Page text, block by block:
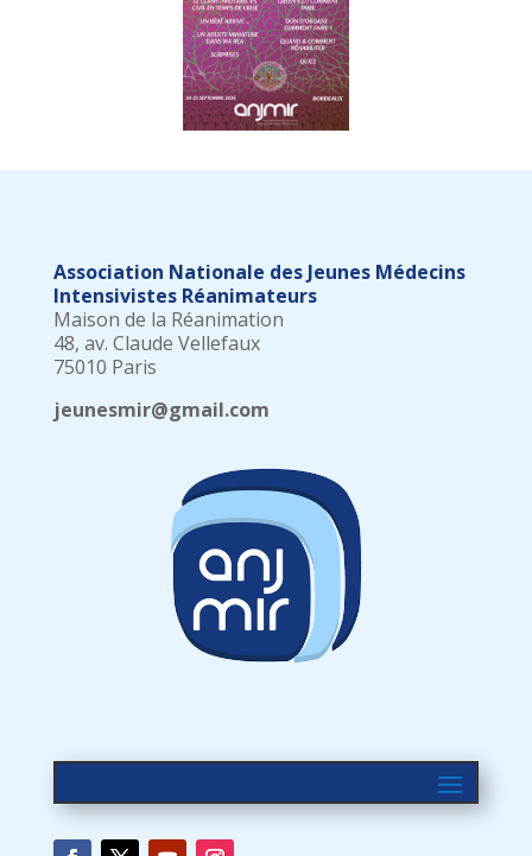
Association Nationale des Jeunes Médecins
Intensivistes Réanimateurs
Maison de la Réanimation
48, av. Claude Vellefaux
75010 Paris
jeunesmir@gmail.com